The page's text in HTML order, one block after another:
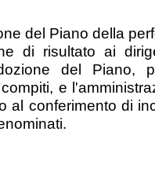
del Piano della
di risultato ai
del Piano,
e
al conferimento di